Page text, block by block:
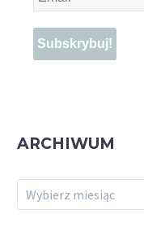
*
ARCHIWUM
ARCHIWUM
Wybierz miesiąc